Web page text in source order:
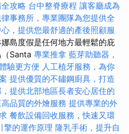
攻略 台中整脊療程 讓客廳成為
事務所，專業團隊為您提供全
，提供您最舒適的產後照顧服
島度假是任何地方最輕鬆的庇
Santa 專業推拿 藍芽助聽器，
驗更方便 人工植牙服務，為你
提供優質的不鏽鋼廚具，打造
提供北部地區長者安心居住的
品質的外燴服務 提供專業的外
餐飲設備回收服務，快速又環
擎的運作原理 隆乳手術，提升自